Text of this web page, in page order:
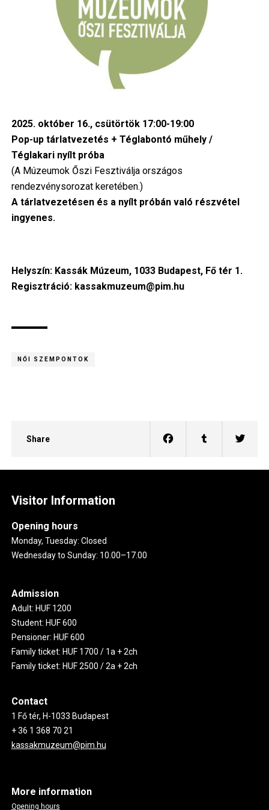
2025. október 16., csütörtök 17:00-19:00
Pop-up tárlatvezetés + Téglabontó műhely /
Téglakari nyílt próba
(A Múzeumok Őszi Fesztiválja országos
rendezvénysorozat keretében.)
A tárlatvezetésen és a nyílt próbán való részvétel
ingyenes.
Helyszín: Kassák Múzeum, 1033 Budapest, Fő tér 1.
Regisztráció: kassakmuzeum@pim.hu
NŐI SZEMPONTOK
Share
Visitor Information
Opening hours
Monday, Tuesday: Closed
Wednesday to Sunday: 10.00–17.00
Admission
Adult: HUF 1200
Student: HUF 600
Pensioner: HUF 600
Family ticket: HUF 1700 / 1a + 2ch
Family ticket: HUF 2500 / 2a + 2ch
Contact
1 Fő tér, H-1033 Budapest
+ 36 1 368 70 21
kassakmuzeum@pim.hu
More information
Opening hours